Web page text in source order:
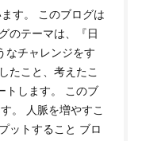
す。 このブログは
のテーマは、『日
なチャレンジをす
たこと、考えたこ
トします。 このブ
。 人脈を増やすこ
ットすること ブロ